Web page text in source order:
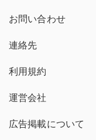
お問い合わせ
連絡先
利用規約
運営会社
広告掲載について